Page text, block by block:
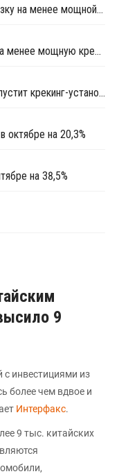
JXTG Nippon Oil & Energy снизила загрузку на менее мощной крекинг-установке в Кавасаки ниже 80%
JXTG Nippon Oil & Energy перезапустила менее мощную крекинг-установку в Кавасаки
Keiyo Ethylene в конце февраля перезапустит крекинг-установку в Тибе после ремонта
октябре на 20,3%
на 38,5%
9
с инвестициями из
более чем вдвое и
Интерфакс.
9 тыс. китайских